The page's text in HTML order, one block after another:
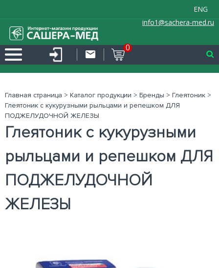
ENG
info1@sachera-med.ru
0
Главная страница > Каталог продукции > Бренды > Глеятоник >
Глеятоник с кукурузными рыльцами и репешком ДЛЯ
ПОДЖЕЛУДОЧНОЙ ЖЕЛЕЗЫ
Глеятоник с кукурузными
рыльцами и репешком ДЛЯ
ПОДЖЕЛУДОЧНОЙ
ЖЕЛЕЗЫ